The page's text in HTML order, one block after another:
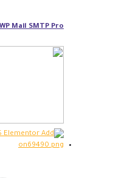
WP Mail SMTP Pro